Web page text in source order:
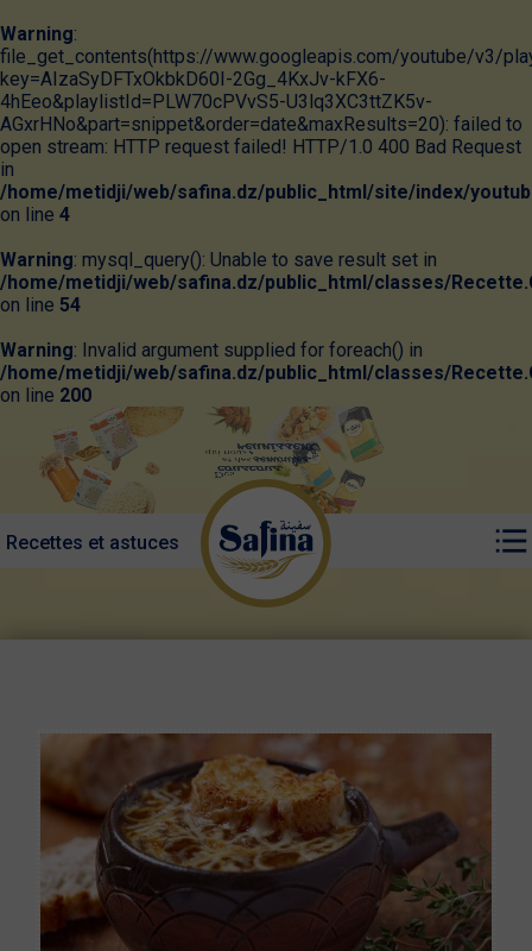
Warning:
file_get_contents(https://www.googleapis.com/youtube/v3/
key=AIzaSyDFTxOkbkD60I-2Gg_4KxJv-kFX6-
4hEeo&playlistId=PLW70cPVvS5-U3lq3XC3ttZK5v-
AGxrHNo&part=snippet&order=date&maxResults=20): failed to
open stream: HTTP request failed! HTTP/1.0 400 Bad Request
in
/home/metidji/web/safina.dz/public_html/site/index/
on line 4
Warning: mysql_query(): Unable to save result set in
/home/metidji/web/safina.dz/public_html/classes/
on line 54
Warning: Invalid argument supplied for foreach() in
/home/metidji/web/safina.dz/public_html/classes/
on line 200